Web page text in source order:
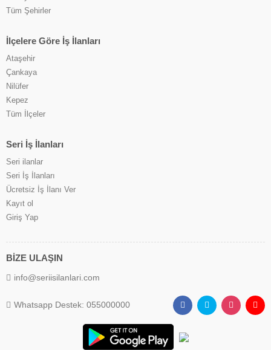
Tüm Şehirler
İlçelere Göre İş İlanları
Ataşehir
Çankaya
Nilüfer
Kepez
Tüm İlçeler
Seri İş İlanları
Seri ilanlar
Seri İş İlanları
Ücretsiz İş İlanı Ver
Kayıt ol
Giriş Yap
BİZE ULAŞIN
info@seriisilanlari.com
Whatsapp Destek: 055000000